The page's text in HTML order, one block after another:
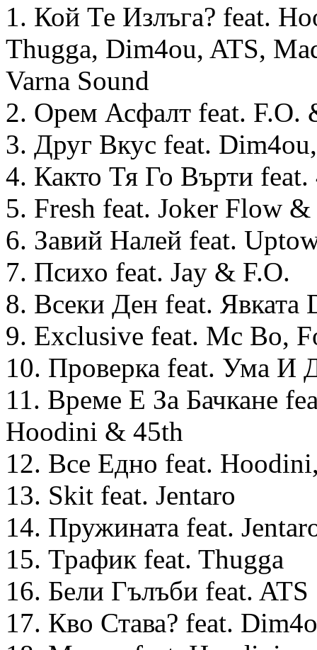
1. Кой Те Излъга? feat.
Thugga, Dim4ou, ATS,
Varna Sound
2. Орем Асфалт feat. F.O.
3. Друг Вкус feat.
4. Както Тя Го Върти feat.
5. Fresh feat. Joker Flow &
6. Завий Налей feat.
7. Психо feat. Jay & F.O.
8. Всеки Ден feat. Явката
9. Exclusive feat. Mc Bo,
10. Проверка feat. Ума И
11. Време Е За Бачкане
Hoodini & 45th
12. Все Едно feat.
13. Skit feat. Jentaro
14. Пружината feat.
15. Трафик feat. Thugga
16. Бели Гълъби feat. ATS
17. Кво Става? feat.